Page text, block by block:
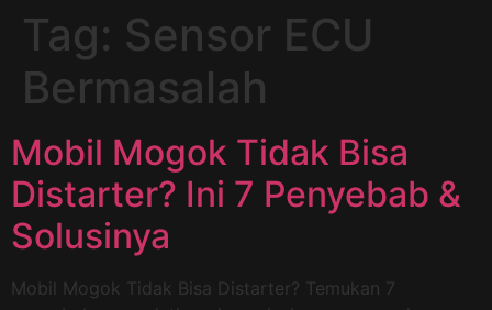
Tag: Sensor ECU
Bermasalah
Mobil Mogok Tidak Bisa
Distarter? Ini 7 Penyebab &
Solusinya
Mobil Mogok Tidak Bisa Distarter? Temukan 7